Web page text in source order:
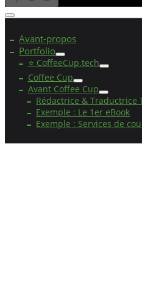
Avant-propos
Portfolio
⭐ CoffeeCup.tech
Coffee Cup
Avant Coffee Cup
Rédactrice & Traductrice
Exemple : Le 1er eBook
Exemple : Services de